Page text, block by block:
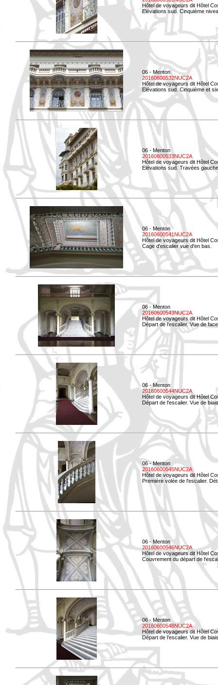
Hôtel de voyageurs dit Hôtel
Elévations sud. Cinquième
06 - Menton
20160600532NUC2A
Hôtel de voyageurs dit Hôtel
Elévations sud. Cinquième et
06 - Menton
20160600533NUC2A
Hôtel de voyageurs dit Hôtel
Elévations sud. Travées
06 - Menton
20160600541NUC2A
Hôtel de voyageurs dit Hôtel
Cage d'escalier vue d'en bas.
06 - Menton
20160600543NUC2A
Hôtel de voyageurs dit Hôtel
Départ de l'escalier. Vue de
06 - Menton
20160600544NUC2A
Hôtel de voyageurs dit Hôtel
Départ de l'escalier. Vue de
06 - Menton
20160600545NUC2A
Hôtel de voyageurs dit Hôtel
Première volée de l'escalier.
06 - Menton
20160600546NUC2A
Hôtel de voyageurs dit Hôtel
Couvrement du départ de
06 - Menton
20160600548NUC2A
Hôtel de voyageurs dit Hôtel
Départ de l'escalier. Vue de